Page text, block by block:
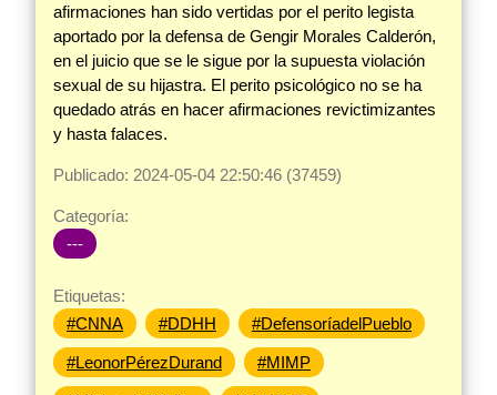
afirmaciones han sido vertidas por el perito legista
aportado por la defensa de Gengir Morales Calderón,
en el juicio que se le sigue por la supuesta violación
sexual de su hijastra. El perito psicológico no se ha
quedado atrás en hacer afirmaciones revictimizantes
y hasta falaces.
Publicado: 2024-05-04 22:50:46 (37459)
Categoría:
---
Etiquetas:
#CNNA
#DDHH #DefensoríadelPueblo
#LeonorPérezDurand #MIMP